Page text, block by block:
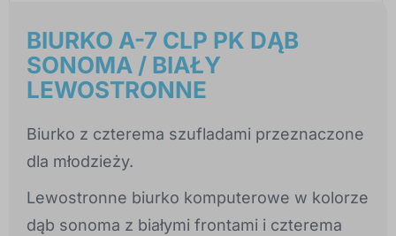
BIURKO A-7 CLP PK DĄB
SONOMA / BIAŁY
LEWOSTRONNE
Biurko z czterema szufladami przeznaczone
dla młodzieży.
Lewostronne biurko komputerowe w kolorze
dąb sonoma z białymi frontami i czterema